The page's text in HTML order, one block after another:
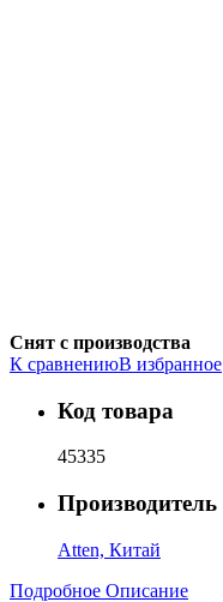
Снят с производства
К сравнениюВ избранное
Код товара
45335
Производитель
Atten, Китай
Подробное Описание